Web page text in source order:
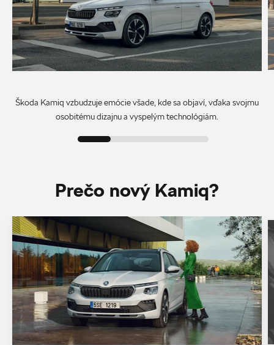
Škoda Kamiq vzbudzuje emócie všade, kde sa objaví, vďaka svojmu
osobitému dizajnu a vyspelým technológiám.
Prečo nový Kamiq?